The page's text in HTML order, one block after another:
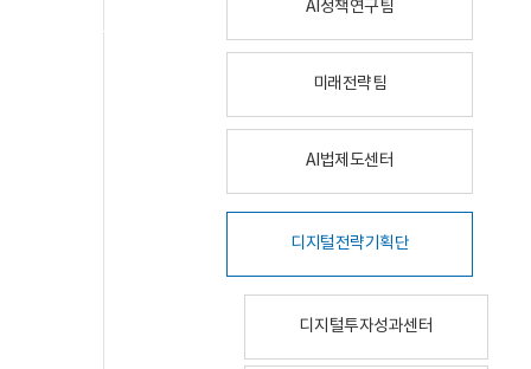
AI정책연구팀
미래전략팀
AI법제도센터
디지털전략기획단
디지털투자성과센터